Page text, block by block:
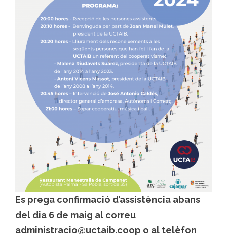
Es prega confirmació d’assistència abans
del dia 6 de maig al correu
administracio@uctaib.coop o al telèfon